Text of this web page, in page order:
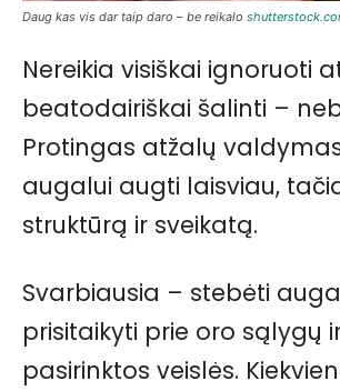
Daug kas vis dar taip daro – be reikalo
Nereikia visiškai ignoruoti
beatodairiškai šalinti –
Protingas atžalų
augalui augti laisviau,
struktūrą ir sveikatą.
Svarbiausia – stebėti
prisitaikyti prie oro sąlygų
pasirinktos veislės.